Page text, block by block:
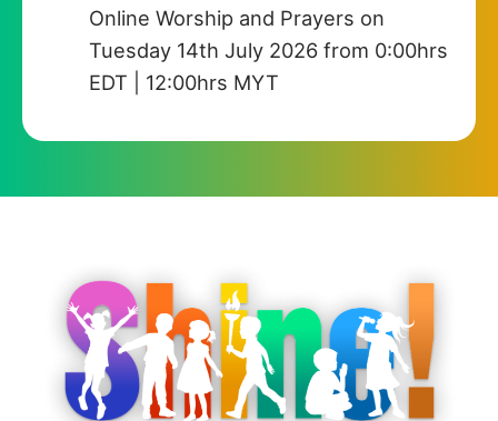
Online Worship and Prayers on
Tuesday 14th July 2026 from 0:00hrs
EDT | 12:00hrs MYT